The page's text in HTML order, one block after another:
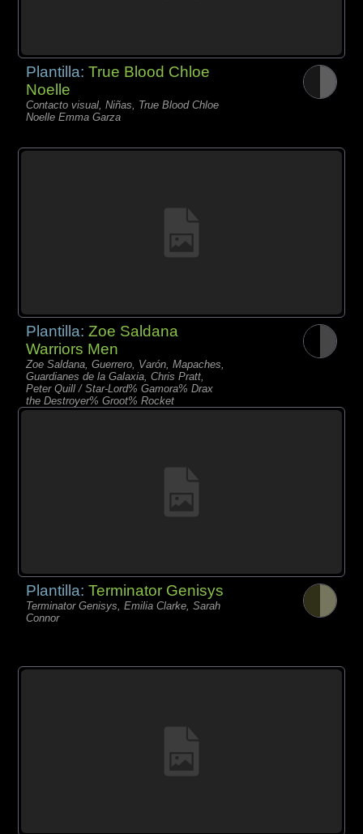
Plantilla:True Blood Chloe
Noelle
Contacto visual, Niñas, True Blood Chloe
Noelle Emma Garza
Plantilla:Zoe Saldana
Warriors Men
Zoe Saldana, Guerrero, Varón, Mapaches,
Guardianes de la Galaxia, Chris Pratt,
Peter Quill / Star-Lord% Gamora% Drax
the Destroyer% Groot% Rocket
Plantilla:Terminator Genisys
Terminator Genisys, Emilia Clarke, Sarah
Connor